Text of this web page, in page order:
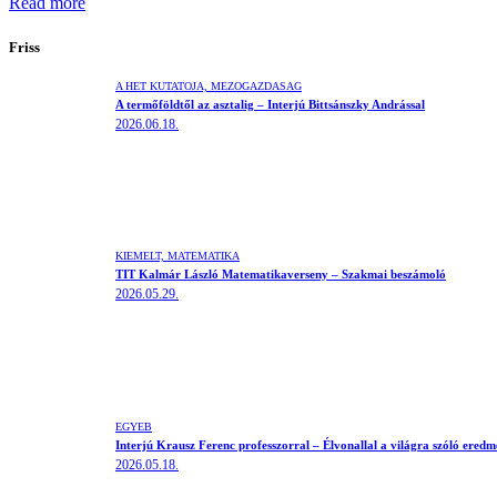
Friss
A HÉT KUTATÓJA, MEZŐGAZDASÁG
A termőföldtől az asztalig – Interjú Bittsánszky Andrással
2026.06.18.
KIEMELT, MATEMATIKA
TIT Kalmár László Matematikaverseny – Szakmai beszámoló
2026.05.29.
EGYÉB
Interjú Krausz Ferenc professzorral – Élvonallal a világra szóló
2026.05.18.